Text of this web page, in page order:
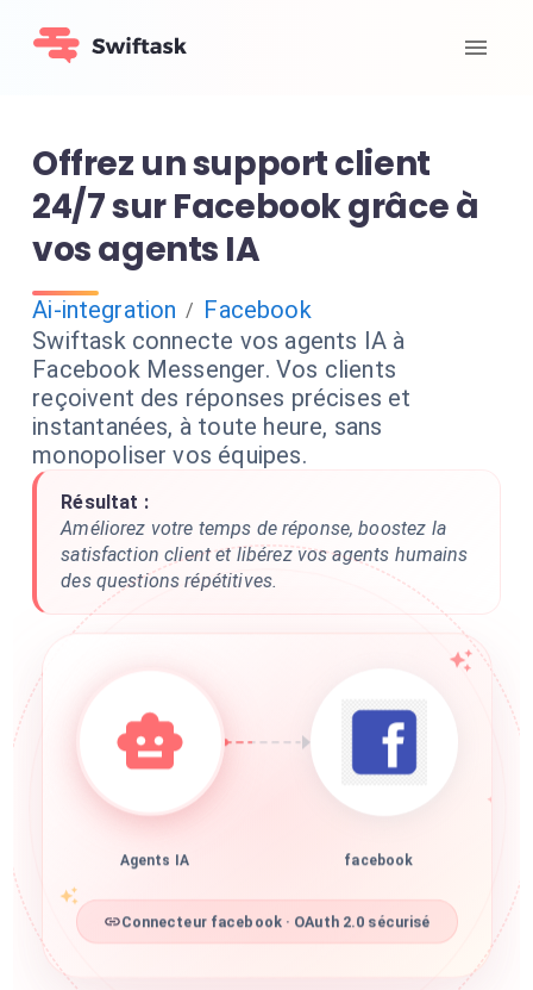
Offrez un support client
24/7 sur Facebook grâce à
vos agents IA
Ai-integration / Facebook
Swiftask connecte vos agents IA à
Facebook Messenger. Vos clients
reçoivent des réponses précises et
instantanées, à toute heure, sans
monopoliser vos équipes.
Résultat :
Améliorez votre temps de réponse, boostez la
satisfaction client et libérez vos agents humains
des questions répétitives.
Agents IA facebook
Connecteur facebook · OAuth 2.0 sécurisé